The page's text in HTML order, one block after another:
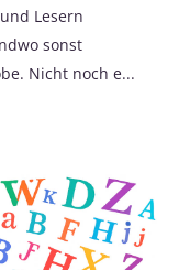
Lesern
sonst
Nicht noch e...